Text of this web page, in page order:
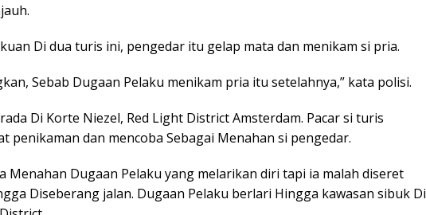
Di dua turis ini, pengedar itu gelap mata dan menikam si pria.
Sebab Dugaan Pelaku menikam pria itu setelahnya,” kata polisi.
Di Korte Niezel, Red Light District Amsterdam. Pacar si turis
penikaman dan mencoba Sebagai Menahan si pengedar.
Menahan Dugaan Pelaku yang melarikan diri tapi ia malah diseret
Diseberang jalan. Dugaan Pelaku berlari Hingga kawasan sibuk Di